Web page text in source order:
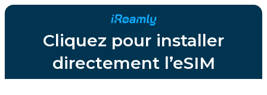
Cliquez pour installer
directement l’eSIM